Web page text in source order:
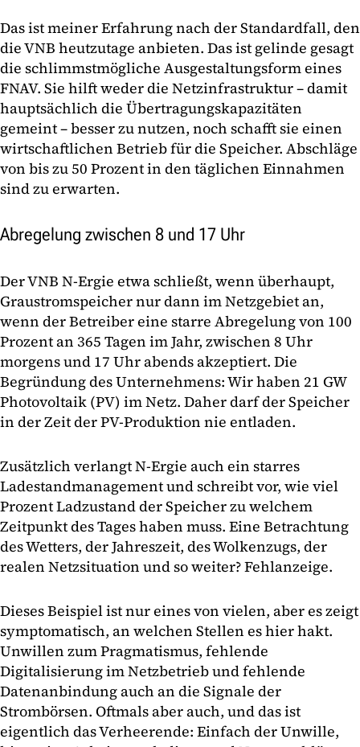
Das ist meiner Erfahrung nach der Standardfall, den
die VNB heutzutage anbieten. Das ist gelinde gesagt
die schlimmstmögliche Ausgestaltungsform eines
FNAV. Sie hilft weder die Netzinfrastruktur – damit
hauptsächlich die Übertragungskapazitäten
gemeint – besser zu nutzen, noch schafft sie einen
wirtschaftlichen Betrieb für die Speicher. Abschläge
von bis zu 50 Prozent in den täglichen Einnahmen
sind zu erwarten.
Abregelung zwischen 8 und 17 Uhr
Der VNB N-Ergie etwa schließt, wenn überhaupt,
Graustromspeicher nur dann im Netzgebiet an,
wenn der Betreiber eine starre Abregelung von 100
Prozent an 365 Tagen im Jahr, zwischen 8 Uhr
morgens und 17 Uhr abends akzeptiert. Die
Begründung des Unternehmens: Wir haben 21 GW
Photovoltaik (PV) im Netz. Daher darf der Speicher
in der Zeit der PV-Produktion nie entladen.
Zusätzlich verlangt N-Ergie auch ein starres
Ladestandmanagement und schreibt vor, wie viel
Prozent Ladzustand der Speicher zu welchem
Zeitpunkt des Tages haben muss. Eine Betrachtung
des Wetters, der Jahreszeit, des Wolkenzugs, der
realen Netzsituation und so weiter? Fehlanzeige.
Dieses Beispiel ist nur eines von vielen, aber es zeigt
symptomatisch, an welchen Stellen es hier hakt.
Unwillen zum Pragmatismus, fehlende
Digitalisierung im Netzbetrieb und fehlende
Datenanbindung auch an die Signale der
Strombörsen. Oftmals aber auch, und das ist
eigentlich das Verheerende: Einfach der Unwille,